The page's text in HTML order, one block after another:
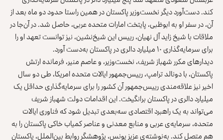
کند. دست‌آورد دیگر نخست‌وزیر پاکستان در همین راستا حدود دو ماه بعد از
آن، در سفر او به ابوظبی، پایتخت امارات متحده عربی، حاصل شد. در آن‌جا در
ملاقات با شیخ زاید آل نهیان، رییس این شیخ‌نشین، نیز توانست تعهد او را
برای سرمایه‌گذاری ۱۰ میلیارد دالری در پاکستان به‌دست آورد.
دیدارهای مکرر شهباز شریف، نخست‌وزیر، و عاصم منیر، فرمانده‌ ارتش
پاکستان، با دونالد ترامپ، رییس‌جمهور ایالات متحده‌ امریکا، طی دو سال
اخیر نیز علاقه‌مندی رییس‌جمهور آن کشور را برای سرمایه‌گذاری حداقل یک
میلیارد دالری در پاکستان برانگیخت. این اقدامات دولت شهباز شریف
می‌تواند به یک راهبرد اقتصادی سه‌بعدی تبدیل شود که فناوری ایالات
متحده، سرمایه‌ی عربی و منابع معدنی و عناصر کمیاب خاکی پاکستان را به
هم متصل کند. به‌نوشته‌ی عزیز یونس، پژوهشگر روابط بین‌الملل، پاکستان